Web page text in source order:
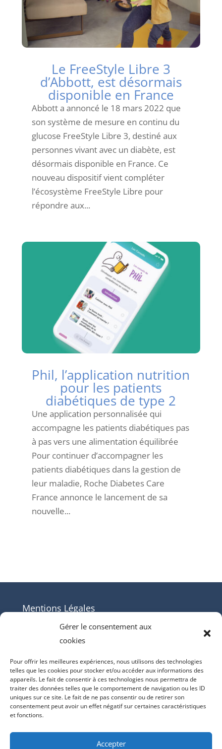
Gérer le consentement aux
cookies
Pour offrir les meilleures expériences, nous utilisons des technologies
telles que les cookies pour stocker et/ou accéder aux informations des
appareils. Le fait de consentir à ces technologies nous permettra de
traiter des données telles que le comportement de navigation ou les ID
uniques sur ce site. Le fait de ne pas consentir ou de retirer son
consentement peut avoir un effet négatif sur certaines caractéristiques
et fonctions.
Accepter
Le FreeStyle Libre 3
d’Abbott, est désormais
disponible en France
Abbott a annoncé le 18 mars 2022 que
son système de mesure en continu du
glucose FreeStyle Libre 3, destiné aux
personnes vivant avec un diabète, est
désormais disponible en France. Ce
nouveau dispositif vient compléter
l’écosystème FreeStyle Libre pour
répondre aux...
Phil, l’application nutrition
pour les patients
diabétiques de type 2
Une application personnalisée qui
accompagne les patients diabétiques pas
à pas vers une alimentation équilibrée
Pour continuer d’accompagner les
patients diabétiques dans la gestion de
leur maladie, Roche Diabetes Care
France annonce le lancement de sa
nouvelle...
Mentions Légales
Mentions Légales
Politique de cookies (UE)
permet pas et ne se substitue pas à une